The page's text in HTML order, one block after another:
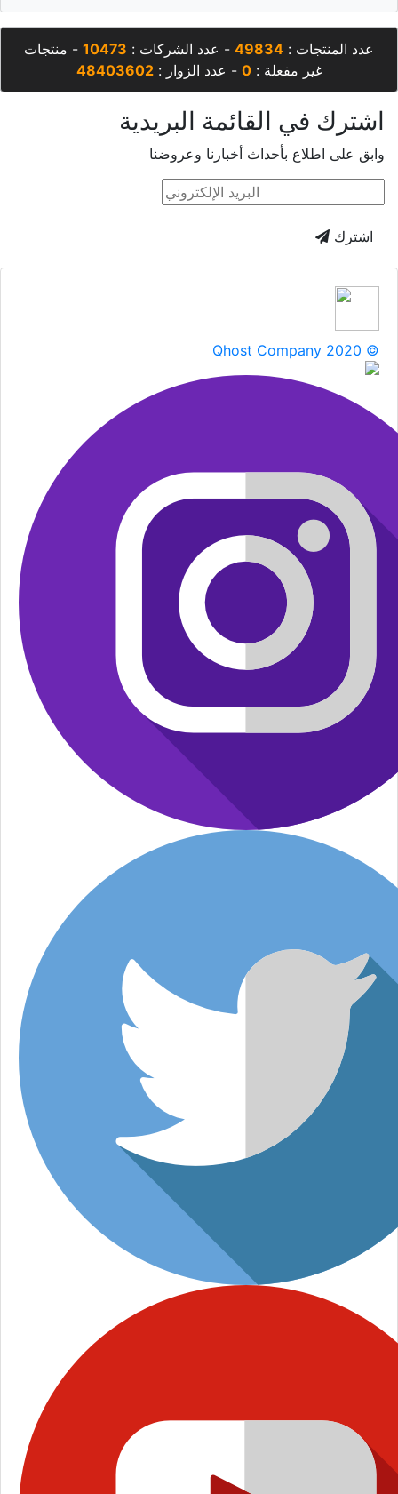
عدد المنتجات : 49834 - عدد الشركات : 10473 - منتجات
غير مفعلة :0 - عدد الزوار :48403602
اشترك في القائمة البريدية
وابق على اطلاع بأحداث أخبارنا وعروضنا
اشترك
Qhost Company 2020 ©